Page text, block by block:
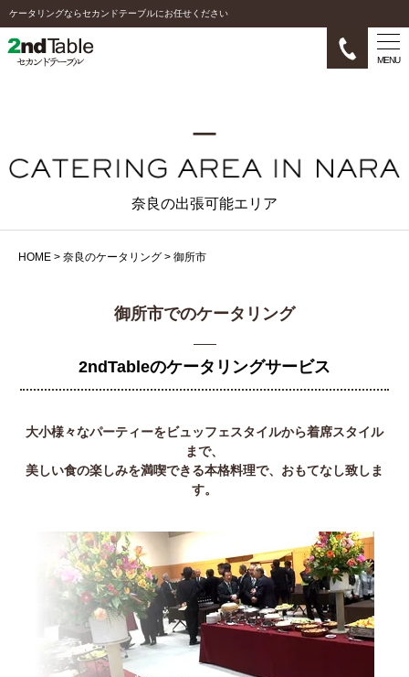
ケータリングならセカンドテーブルにお任せください
MENU
奈良の出張可能エリア
HOME > 奈良のケータリング > 御所市
御所市でのケータリング
2ndTableのケータリングサービス
大小様々なパーティーをビュッフェスタイルから着席スタイル
まで、
美しい食の楽しみを満喫できる本格料理で、おもてなし致しま
す。